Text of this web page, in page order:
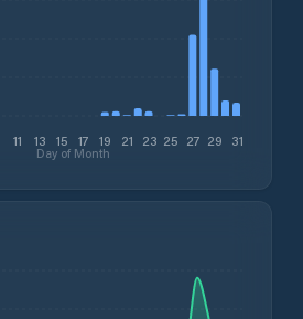
11 13 15 17 19 21 23 25 27 29 31
Day of Month